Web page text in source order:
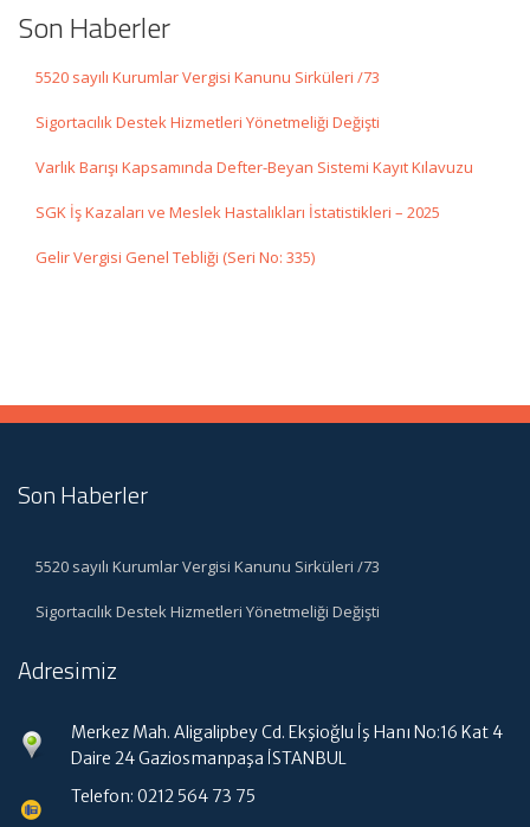
Son Haberler
5520 sayılı Kurumlar Vergisi Kanunu Sirküleri /73
Sigortacılık Destek Hizmetleri Yönetmeliği Değişti
Varlık Barışı Kapsamında Defter-Beyan Sistemi Kayıt Kılavuzu
SGK İş Kazaları ve Meslek Hastalıkları İstatistikleri – 2025
Gelir Vergisi Genel Tebliği (Seri No: 335)
Son Haberler
5520 sayılı Kurumlar Vergisi Kanunu Sirküleri /73
Sigortacılık Destek Hizmetleri Yönetmeliği Değişti
Adresimiz
Merkez Mah. Aligalipbey Cd. Ekşioğlu İş Hanı No:16 Kat 4
Daire 24 Gaziosmanpaşa İSTANBUL
Telefon: 0212 564 73 75